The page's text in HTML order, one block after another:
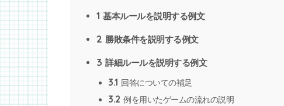
1 基本ルールを説明する例文
2 勝敗条件を説明する例文
3 詳細ルールを説明する例文
3.1 回答についての補足
3.2 例を用いたゲームの流れの説明